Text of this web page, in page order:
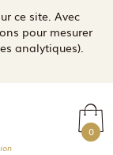
ce site. Avec
pour mesurer
analytiques).
0